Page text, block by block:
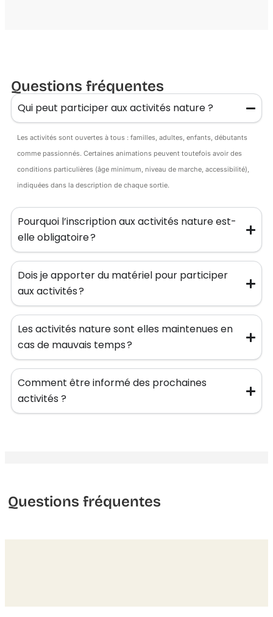
Questions fréquentes
Qui peut participer aux activités nature ?
Les activités sont ouvertes à tous : familles, adultes, enfants, débutants
comme passionnés. Certaines animations peuvent toutefois avoir des
conditions particulières (âge minimum, niveau de marche, accessibilité),
indiquées dans la description de chaque sortie.
Pourquoi l’inscription aux activités nature est-
elle obligatoire ?
Dois je apporter du matériel pour participer
aux activités ?
Les activités nature sont elles maintenues en
cas de mauvais temps ?
Comment être informé des prochaines
activités ?
Questions fréquentes